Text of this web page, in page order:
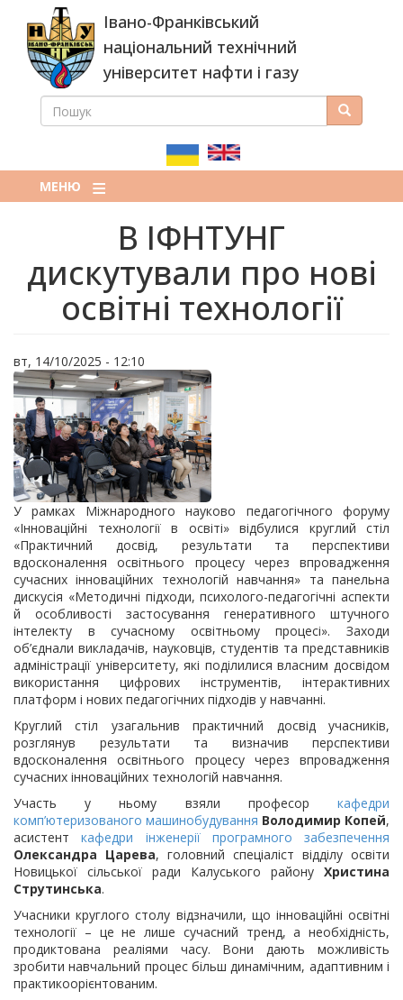
основного
вмісту
Івано-Франківський
національний технічний
університет нафти і газу
ПОШУКОВА
ПОШУК Пошук
МЕНЮ
В ІФНТУНГ
дискутували про нові
освітні технології
вт, 14/10/2025 - 12:10
У рамках Міжнародного науково педагогічного форуму
«Інноваційні технології в освіті» відбулися круглий стіл
«Практичний досвід, результати та перспективи
вдосконалення освітнього процесу через впровадження
сучасних інноваційних технологій навчання» та панельна
дискусія «Методичні підходи, психолого-педагогічні аспекти
й особливості застосування генеративного штучного
інтелекту в сучасному освітньому процесі». Заходи
об’єднали викладачів, науковців, студентів та представників
адміністрації університету, які поділилися власним досвідом
використання цифрових інструментів, інтерактивних
платформ і нових педагогічних підходів у навчанні.
Круглий стіл узагальнив практичний досвід учасників,
розглянув результати та визначив перспективи
вдосконалення освітнього процесу через впровадження
сучасних інноваційних технологій навчання.
Участь у ньому взяли професор кафедри
комп’ютеризованого машинобудування Володимир Копей,
асистенткафедри інженерії програмного забезпечення
Олександра Царева, головний спеціаліст відділу освіти
Новицької сільської ради Калуського району Христина
Струтинська.
Учасники круглого столу відзначили, що інноваційні освітні
технології – це не лише сучасний тренд, а необхідність,
продиктована реаліями часу. Вони дають можливість
зробити навчальний процес більш динамічним, адаптивним і
практикоорієнтованим.